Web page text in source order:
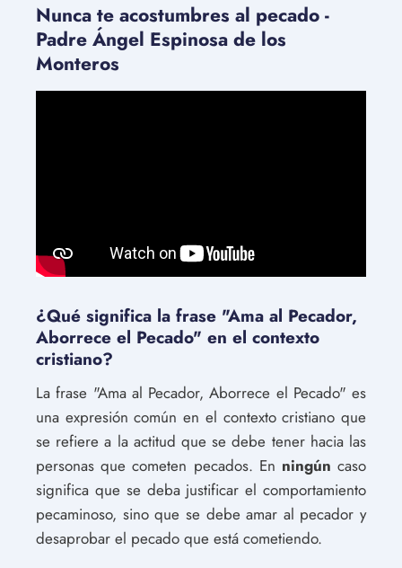
Nunca te acostumbres al pecado -
Padre Ángel Espinosa de los
Monteros
¿Qué significa la frase "Ama al Pecador,
Aborrece el Pecado" en el contexto
cristiano?
La frase "Ama al Pecador, Aborrece el Pecado" es
una expresión común en el contexto cristiano que
se refiere a la actitud que se debe tener hacia las
personas que cometen pecados. En ningún caso
significa que se deba justificar el comportamiento
pecaminoso, sino que se debe amar al pecador y
desaprobar el pecado que está cometiendo.